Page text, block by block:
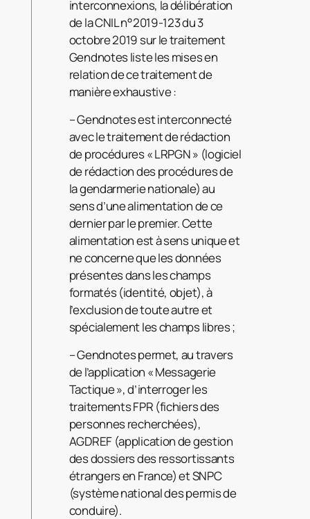
interconnexions, la délibération
de la CNIL n°2019-123 du 3
octobre 2019 sur le traitement
Gendnotes liste les mises en
relation de ce traitement de
manière exhaustive :
– Gendnotes est interconnecté
avec le traitement de rédaction
de procédures « LRPGN » (logiciel
de rédaction des procédures de
la gendarmerie nationale) au
sens d’une alimentation de ce
dernier par le premier. Cette
alimentation est à sens unique et
ne concerne que les données
présentes dans les champs
formatés (identité, objet), à
l’exclusion de toute autre et
spécialement les champs libres ;
– Gendnotes permet, au travers
de l’application « Messagerie
Tactique », d’interroger les
traitements FPR (fichiers des
personnes recherchées),
AGDREF (application de gestion
des dossiers des ressortissants
étrangers en France) et SNPC
(système national des permis de
conduire).